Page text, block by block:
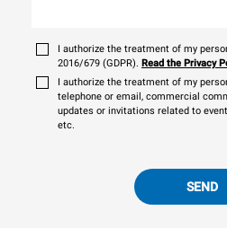
I authorize the treatment of my
2016/679 (GDPR). Read the Privacy
I authorize the treatment of my
telephone or email, commercial
updates or invitations related to
etc.
SEND